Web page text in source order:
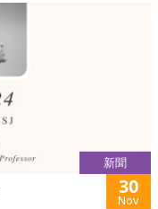
新聞
30
Nov